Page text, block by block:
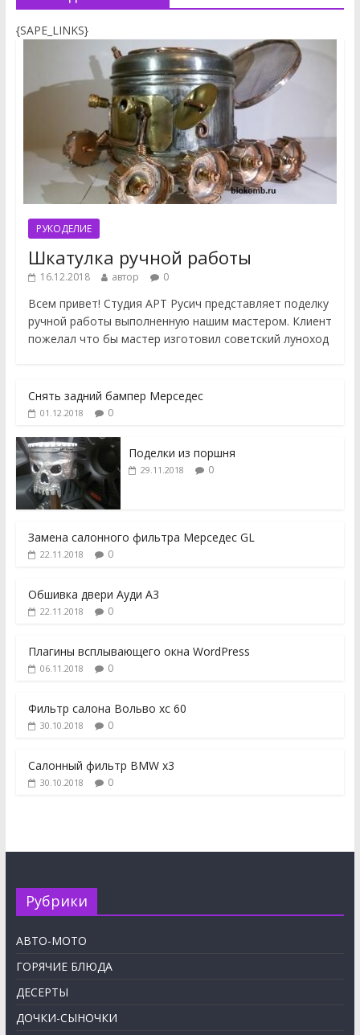
{SAPE_LINKS}
РУКОДЕЛИЕ
Шкатулка ручной работы
16.12.2018 автор 0
Всем привет! Студия АРТ Русич представляет поделку
ручной работы выполненную нашим мастером. Клиент
пожелал что бы мастер изготовил советский луноход
Снять задний бампер Мерседес
01.12.2018 0
Поделки из поршня
29.11.2018 0
Замена салонного фильтра Мерседес GL
22.11.2018 0
Обшивка двери Ауди А3
22.11.2018 0
Плагины всплывающего окна WordPress
06.11.2018 0
Фильтр салона Вольво хс 60
30.10.2018 0
Салонный фильтр BMW x3
30.10.2018 0
Рубрики
АВТО-МОТО
ГОРЯЧИЕ БЛЮДА
ДЕСЕРТЫ
ДОЧКИ-СЫНОЧКИ